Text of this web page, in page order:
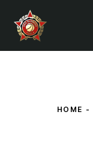
HOME